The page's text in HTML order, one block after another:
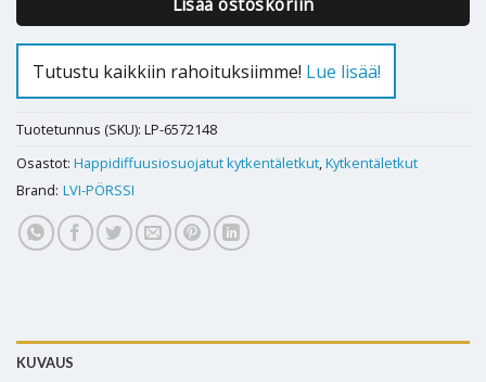
Tutustu kaikkiin rahoituksiimme! Lue lisää!
Tuotetunnus (SKU): LP-6572148
Osastot: Happidiffuusiosuojatut kytkentäletkut,Kytkentäletkut
Brand: LVI-PÖRSSI
KUVAUS